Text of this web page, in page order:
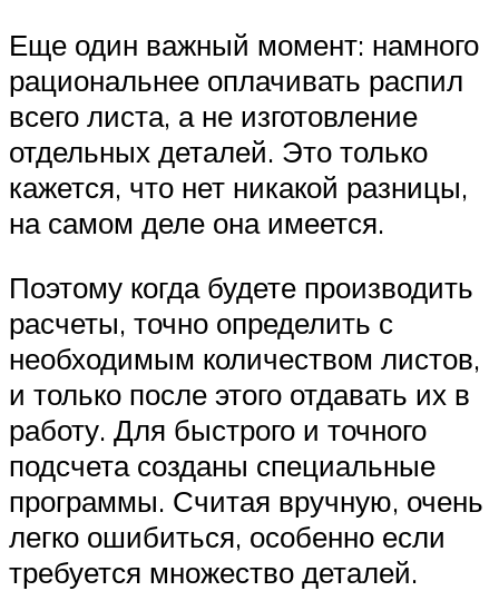
Еще один важный момент: намного
рациональнее оплачивать распил
всего листа, а не изготовление
отдельных деталей. Это только
кажется, что нет никакой разницы,
на самом деле она имеется.
Поэтому когда будете производить
расчеты, точно определить с
необходимым количеством листов,
и только после этого отдавать их в
работу. Для быстрого и точного
подсчета созданы специальные
программы. Считая вручную, очень
легко ошибиться, особенно если
требуется множество деталей.